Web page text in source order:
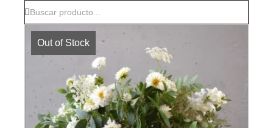
Out of Stock